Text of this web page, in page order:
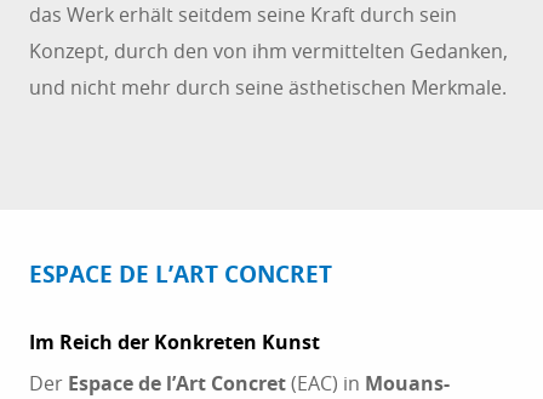
das Werk erhält seitdem seine Kraft durch sein
Konzept, durch den von ihm vermittelten Gedanken,
und nicht mehr durch seine ästhetischen Merkmale.
ESPACE DE L’ART CONCRET
Im Reich der Konkreten Kunst
Der Espace de l’Art Concret(EAC) in Mouans-